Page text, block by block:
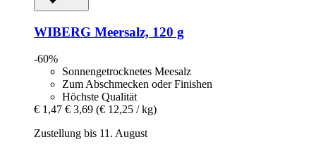
WIBERG Meersalz, 120 g
-60%
Sonnengetrocknetes Meesalz
Zum Abschmecken oder Finishen
Höchste Qualität
€ 1,47 € 3,69 (€ 12,25 / kg)
Zustellung bis 11. August